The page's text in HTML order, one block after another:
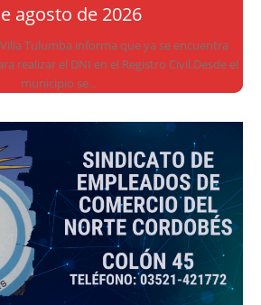
agosto de 2026
Tulumba informa que ya se encuentra
realizar el DNI en el Registro Civil.Desde el
municipio se...